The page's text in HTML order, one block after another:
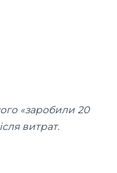
«заробили 20
витрат.